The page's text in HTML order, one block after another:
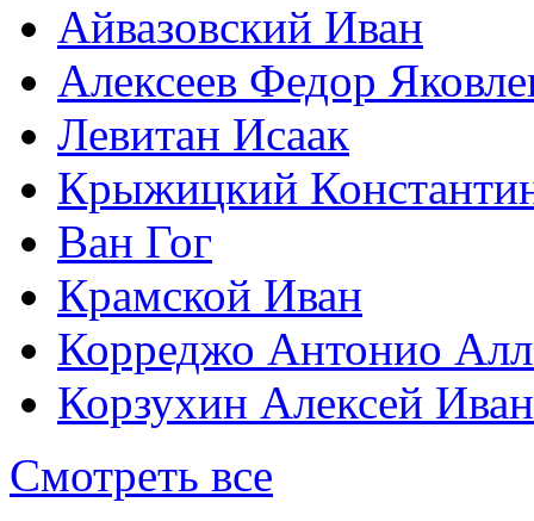
Айвазовский Иван
Алексеев Федор
Левитан Исаак
Крыжицкий
Ван Гог
Крамской Иван
Корреджо Антонио
Корзухин Алексей
Смотреть все